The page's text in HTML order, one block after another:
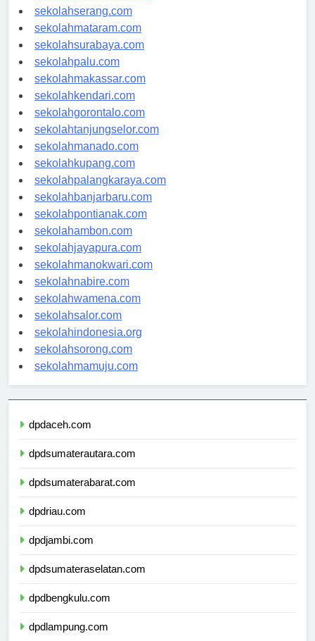
sekolahpekanbaru.com
sekolahserang.com
sekolahmataram.com
sekolahsurabaya.com
sekolahpalu.com
sekolahmakassar.com
sekolahkendari.com
sekolahgorontalo.com
sekolahtanjungselor.com
sekolahmanado.com
sekolahkupang.com
sekolahpalangkaraya.com
sekolahbanjarbaru.com
sekolahpontianak.com
sekolahambon.com
sekolahjayapura.com
sekolahmanokwari.com
sekolahnabire.com
sekolahwamena.com
sekolahsalor.com
sekolahindonesia.org
sekolahsorong.com